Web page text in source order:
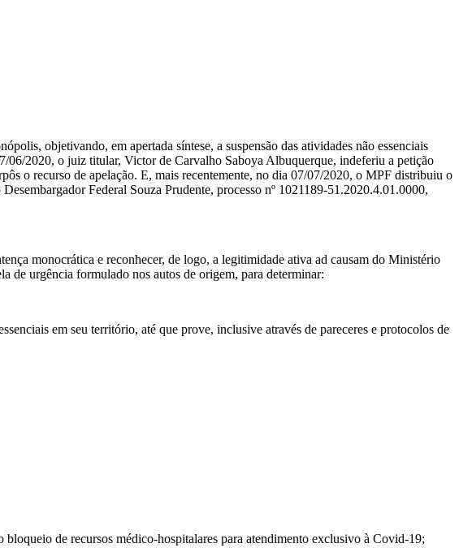
objetivando, em apertada síntese, a suspensão das atividades não essenciais
06/2020, o juiz titular, Victor de Carvalho Saboya Albuquerque, indeferiu a petição
o recurso de apelação. E, mais recentemente, no dia 07/07/2020, o MPF distribuiu o
Federal Souza Prudente, processo nº 1021189-51.2020.4.01.0000,
monocrática e reconhecer, de logo, a legitimidade ativa ad causam do Ministério
de urgência formulado nos autos de origem, para determinar:
em seu território, até que prove, inclusive através de pareceres e protocolos de
de recursos médico-hospitalares para atendimento exclusivo à Covid-19;